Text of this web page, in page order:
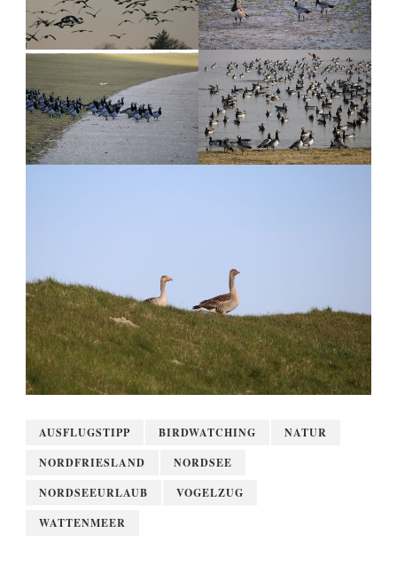
AUSFLUGSTIPP BIRDWATCHING
NATUR
NORDFRIESLAND
NORDSEE
NORDSEEURLAUB
VOGELZUG
WATTENMEER